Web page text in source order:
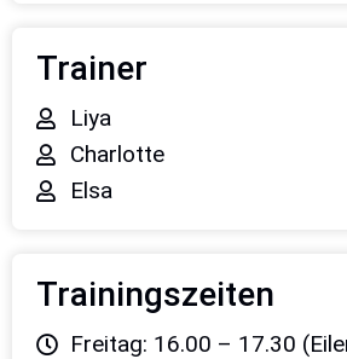
Trainer
Liya
Charlotte
Elsa
Trainingszeiten
Freitag: 16.00 – 17.30